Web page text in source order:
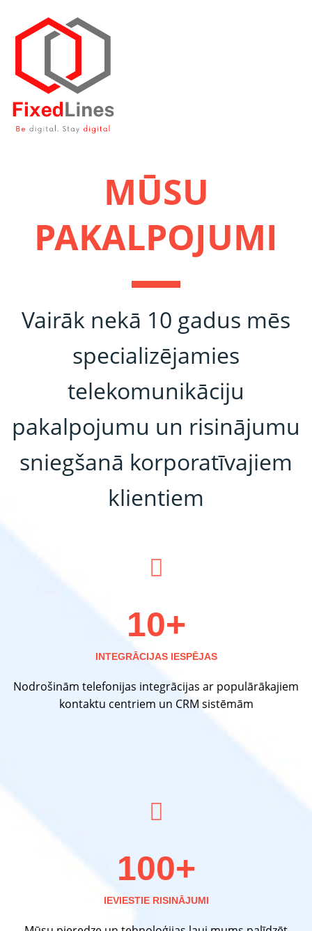
MŪSU
PAKALPOJUMI
Vairāk nekā 10 gadus mēs
specializējamies
telekomunikāciju
pakalpojumu un risinājumu
sniegšanā korporatīvajiem
klientiem
10+
INTEGRĀCIJAS IESPĒJAS
Nodrošinām telefonijas integrācijas ar populārākajiem
kontaktu centriem un CRM sistēmām
100+
IEVIESTIE RISINĀJUMI